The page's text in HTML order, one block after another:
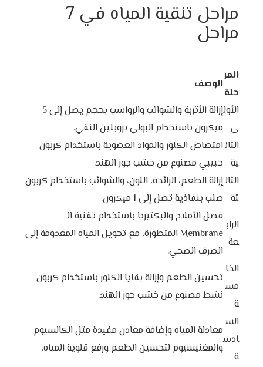
مراحل تنقية المياه في 7
مراحل
المر
حلة
الوصف
الأول
ى
إزالة الأتربة والشوائب والرواسب بحجم يصل إلى 5
ميكرون باستخدام البولي بروبلين النقي.
الثان
ية
امتصاص الكلور والمواد العضوية باستخدام كربون
حبيبي مصنوع من خشب جوز الهند.
الثال
ثة
إزالة الطعم، الرائحة، اللون، والشوائب باستخدام كربون
صلب بنفاذية تصل إلى 1 ميكرون.
الراب
عة
فصل الأملاح والبكتيريا باستخدام تقنية الـ
Membrane المتطورة، مع تحويل المياه المعدومة إلى
الصرف الصحي.
الخا
مس
ة
تحسين الطعم وإزالة بقايا الكلور باستخدام كربون
نشط مصنوع من خشب جوز الهند.
الس
ادس
ة
معادلة المياه وإضافة معادن مفيدة مثل الكالسيوم
والمغنيسيوم لتحسين الطعم ورفع قلوية المياه.